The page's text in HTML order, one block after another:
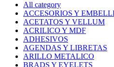
All category
ACCESORIOS Y
ACETATOS Y VELLUM
ACRILICO Y MDF
ADHESIVOS
AGENDAS Y LIBRETAS
ARILLO METALICO
BRADS Y EYELETS